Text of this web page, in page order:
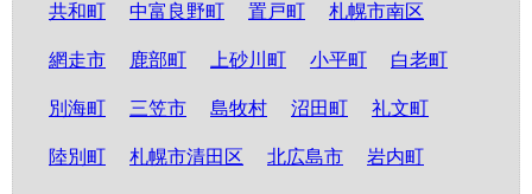
共和町 中富良野町 置戸町 札幌市南区
網走市 鹿部町 上砂川町 小平町 白老町
別海町 三笠市 島牧村 沼田町 礼文町
陸別町 札幌市清田区 北広島市 岩内町